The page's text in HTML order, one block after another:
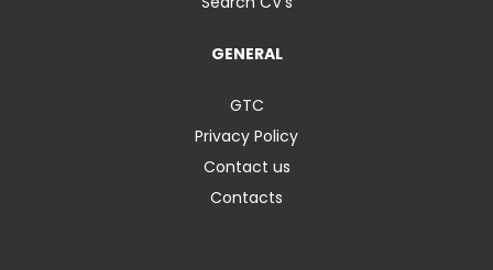
GENERAL
GTC
Privacy Policy
Contact us
Contacts